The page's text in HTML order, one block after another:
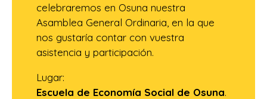
celebraremos en Osuna nuestra
Asamblea General Ordinaria, en la que
nos gustaría contar con vuestra
asistencia y participación.
Lugar:
Escuela de Economía Social de Osuna.